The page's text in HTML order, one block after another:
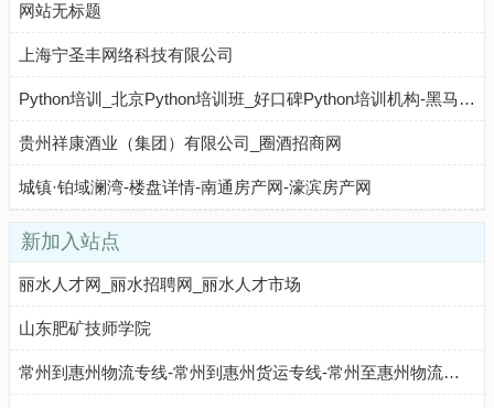
网站无标题
上海宁圣丰网络科技有限公司
Python培训_北京Python培训班_好口碑Python培训机构-黑马程序员
贵州祥康酒业（集团）有限公司_圈酒招商网
城镇·铂域澜湾-楼盘详情-南通房产网-濠滨房产网
新加入站点
丽水人才网_丽水招聘网_丽水人才市场
山东肥矿技师学院
常州到惠州物流专线-常州到惠州货运专线-常州至惠州物流公司-就发物流网